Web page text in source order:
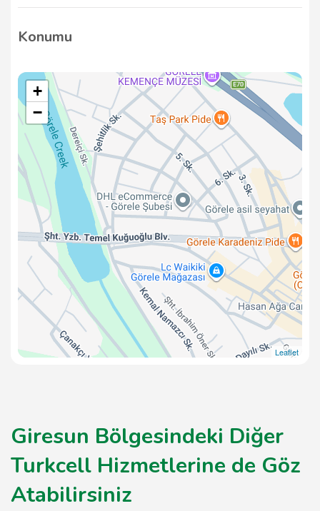
Konumu
+
−
Leaflet
Giresun Bölgesindeki Diğer
Turkcell Hizmetlerine de Göz
Atabilirsiniz